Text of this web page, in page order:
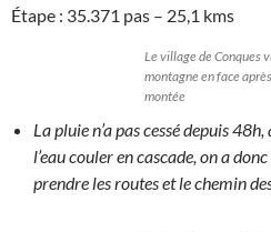
Étape : 35.371 pas – 25,1 kms
Le village de Conques
montagne en face
montée
La pluie n’a pas cessé depuis
l’eau couler en cascade, on a
prendre les routes et le chemin